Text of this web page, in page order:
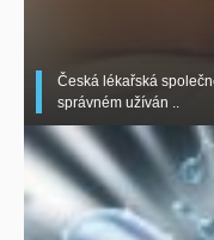
Česká lékařská
správném užíván ..